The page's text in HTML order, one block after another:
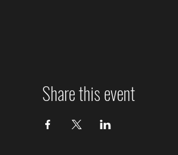
Share this event